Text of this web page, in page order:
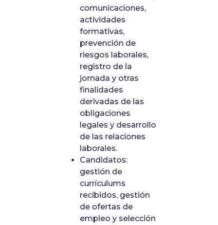
comunicaciones,
actividades
formativas,
prevención de
riesgos laborales,
registro de la
jornada y otras
finalidades
derivadas de las
obligaciones
legales y desarrollo
de las relaciones
laborales.
Candidatos:
gestión de
currículums
recibidos, gestión
de ofertas de
empleo y selección